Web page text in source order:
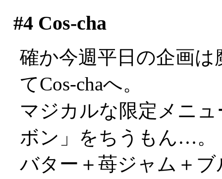
#4Cos-cha
確か今週平日の企画
てCos-chaへ。
マジカルな限定メニ
ボン」をちうもん…。
バター＋苺ジャム＋